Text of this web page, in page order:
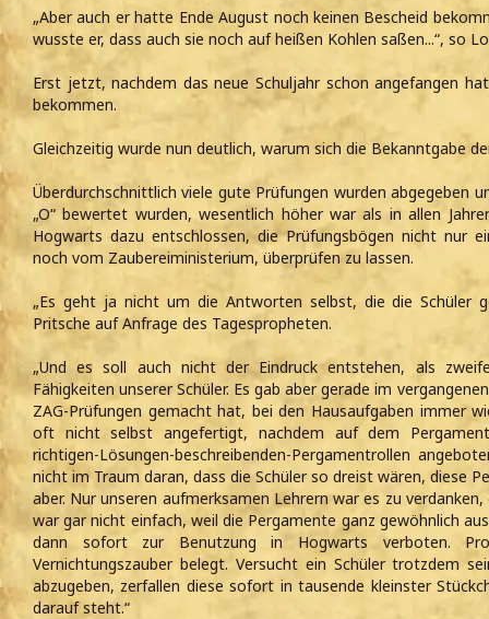
„Aber auch er hatte Ende August noch keinen Bescheid
wusste er, dass auch sie noch auf heißen Kohlen saßen...“, so
Erst jetzt, nachdem das neue Schuljahr schon angefangen
bekommen.
Gleichzeitig wurde nun deutlich, warum sich die Bekanntgabe
Überdurchschnittlich viele gute Prüfungen wurden abgegeben
„O“ bewertet wurden, wesentlich höher war als in allen
Hogwarts dazu entschlossen, die Prüfungsbögen nicht nur
noch vom Zaubereiministerium, überprüfen zu lassen.
„Es geht ja nicht um die Antworten selbst, die die Schüler
Pritsche auf Anfrage des Tagespropheten.
„Und es soll auch nicht der Eindruck entstehen, als
Fähigkeiten unserer Schüler. Es gab aber gerade im
ZAG-Prüfungen gemacht hat, bei den Hausaufgaben immer
oft nicht selbst angefertigt, nachdem auf dem
richtigen-Lösungen-beschreibenden-Pergamentrollen
nicht im Traum daran, dass die Schüler so dreist wären, diese
aber. Nur unseren aufmerksamen Lehrern war es zu
war gar nicht einfach, weil die Pergamente ganz gewöhnlich
dann sofort zur Benutzung in Hogwarts verboten.
Vernichtungszauber belegt. Versucht ein Schüler trotzdem
abzugeben, zerfallen diese sofort in tausende kleinster
darauf steht.“